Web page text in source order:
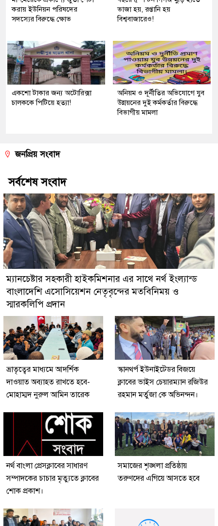
করায় ইউনিয়ন পরিষদের
সদস্যের বিরুদ্ধে ক্ষোভ
ভাজা হয়, রপ্তানি হয়
বিশ্ববাজারেও!
একশো টাকার জন্য অটোরিক্সা
চালককে পিটিয়ে হত্যা!
অনিয়ম ও দূর্নীতির অভিযোগে যুব
উন্নয়নের দুই কর্মকর্তার বিরুদ্ধে
বিভাগীয় মামলা
জনপ্রিয় সংবাদ
সর্বশেষ সংবাদ
ম্যানচেষ্টার সহকারী হাইকমিশনার এর সাথে নর্থ ইংল্যান্ড
বাংলাদেশি এসোসিয়েশন নেতৃবৃন্দের মতবিনিময় ও
স্মারকলিপি প্রদান
ভ্রাতৃত্বের মাধ্যমে আদর্শিক
দাওয়াত অব্যাহত রাখতে হবে-
মোহাম্মদ নুরুল আমিন তারেক
স্কানথর্প ইউনাইটেডর বিজয়ে
ক্লাবের ভাইস চেয়ারম্যান রজিউর
রহমান মর্তুজা কে অভিনন্দন।
নর্থ বাংলা প্রেসক্লাবের সাধারণ
সম্পাদকের চাচার মৃত্যুতে ক্লাবের
শোক প্রকাশ।
সমাজের শৃঙ্খলা প্রতিষ্ঠায়
তরুণদের এগিয়ে আসতে হবে